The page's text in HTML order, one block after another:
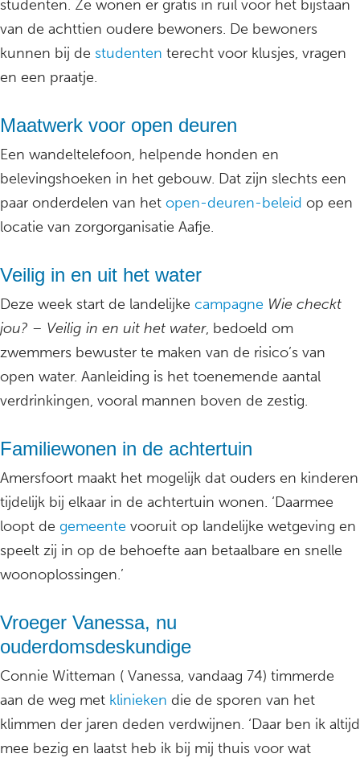
studenten. Ze wonen er gratis in ruil voor het bijstaan
van de achttien oudere bewoners. De bewoners
kunnen bij de studenten terecht voor klusjes, vragen
en een praatje.
Maatwerk voor open deuren
Een wandeltelefoon, helpende honden en
belevingshoeken in het gebouw. Dat zijn slechts een
paar onderdelen van het open-deuren-beleid op een
locatie van zorgorganisatie Aafje.
Veilig in en uit het water
Deze week start de landelijke campagne Wie checkt
jou? – Veilig in en uit het water, bedoeld om
zwemmers bewuster te maken van de risico’s van
open water. Aanleiding is het toenemende aantal
verdrinkingen, vooral mannen boven de zestig.
Familiewonen in de achtertuin
Amersfoort maakt het mogelijk dat ouders en kinderen
tijdelijk bij elkaar in de achtertuin wonen. ‘Daarmee
loopt de gemeente vooruit op landelijke wetgeving en
speelt zij in op de behoefte aan betaalbare en snelle
woonoplossingen.’
Vroeger Vanessa, nu
ouderdomsdeskundige
Connie Witteman ( Vanessa, vandaag 74) timmerde
aan de weg met klinieken die de sporen van het
klimmen der jaren deden verdwijnen. ‘Daar ben ik altijd
mee bezig en laatst heb ik bij mij thuis voor wat